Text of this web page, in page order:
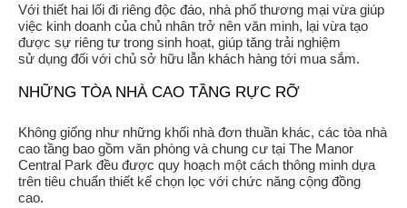
Với thiết hai lối đi riêng độc đáo, nhà phố thương mại vừa giúp
việc kinh doanh của chủ nhân trở nên văn minh, lại vừa tạo
được sự riêng tư trong sinh hoạt, giúp tăng trải nghiệm
sử dụng đối với chủ sở hữu lẫn khách hàng tới mua sắm.
NHỮNG TÒA NHÀ CAO TẦNG RỰC RỠ
Không giống như những khối nhà đơn thuần khác, các tòa nhà
cao tầng bao gồm văn phòng và chung cư tại The Manor
Central Park đều được quy hoạch một cách thông minh dựa
trên tiêu chuẩn thiết kế chọn lọc với chức năng cộng đồng
cao.